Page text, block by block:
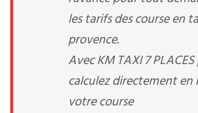
les tarifs des course en
provence.
Avec KM TAXI 7
calculez directement
votre course